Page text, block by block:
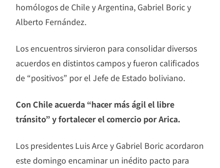
homólogos de Chile y Argentina, Gabriel Boric y
Alberto Fernández.
Los encuentros sirvieron para consolidar diversos
acuerdos en distintos campos y fueron calificados
de “positivos” por el Jefe de Estado boliviano.
Con Chile acuerda “hacer más ágil el libre
tránsito” y fortalecer el comercio por Arica.
Los presidentes Luis Arce y Gabriel Boric acordaron
este domingo encaminar un inédito pacto para